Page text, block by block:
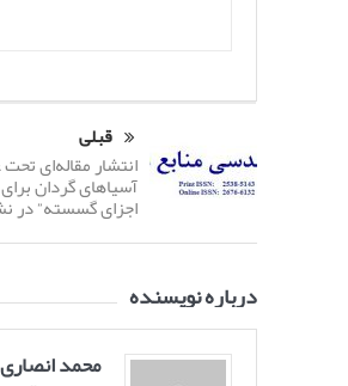
قبلی
انتشار مقاله‌ای
آسیاهای گردان
اجزای گسسته” در
درباره نویسنده
محمد انصاری